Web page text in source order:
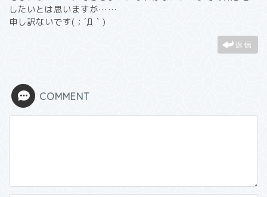
したいとは思いますが……
申し訳ないです(；´Д｀)
返信
COMMENT